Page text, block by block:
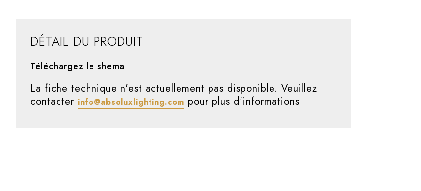
DÉTAIL DU PRODUIT
Téléchargez le shema
La fiche technique n'est actuellement pas disponible. Veuillez
contacter info@absoluxlighting.com pour plus d'informations.